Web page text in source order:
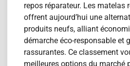
repos réparateur. Les matelas
offrent aujourd’hui une
produits neufs, alliant
démarche éco-responsable et
rassurantes. Ce classement
meilleures options du marché